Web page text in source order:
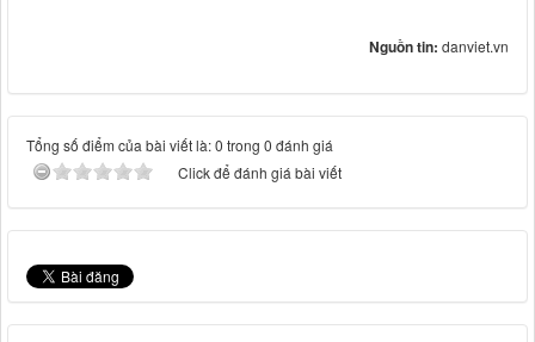
Nguồn tin: danviet.vn
Tổng số điểm của bài viết là: 0 trong 0 đánh giá
Click để đánh giá bài viết